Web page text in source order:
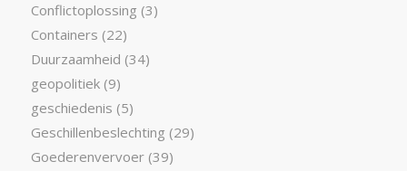
Conflictoplossing (3)
Containers (22)
Duurzaamheid (34)
geopolitiek(9)
geschiedenis (5)
Geschillenbeslechting (29)
Goederenvervoer(39)